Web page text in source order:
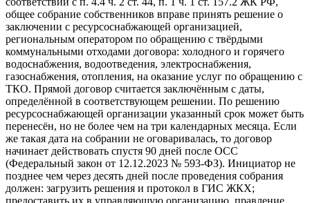
общее собрание собственников вправе принять решение о
заключении с ресурсоснабжающей организацией,
региональным оператором по обращению с твёрдыми
коммунальными отходами договора: холодного и горячего
водоснабжения, водоотведения, электроснабжения,
газоснабжения, отопления, на оказание услуг по обращению с
ТКО. Прямой договор считается заключённым с даты,
определённой в соответствующем решении. По решению
ресурсоснабжающей организации указанный срок может быть
перенесён, но не более чем на три календарных месяца. Если
же такая дата на собрании не оговаривалась, то договор
начинает действовать спустя 90 дней после ОСС
(Федеральный закон от 12.12.2023 № 593-ФЗ). Инициатор не
позднее чем через десять дней после проведения собрания
должен: загрузить решения и протокол в ГИС ЖКХ;
предоставить их в управляющую организацию, правление